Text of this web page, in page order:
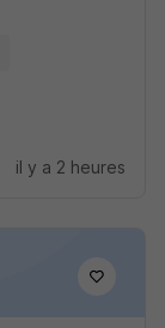
il y a 2 heures